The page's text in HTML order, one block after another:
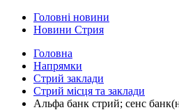
Головні новини
Новини Стрия
Головна
Напрямки
Стрий заклади
Стрий місця та заклади
Альфа банк стрий; сенс